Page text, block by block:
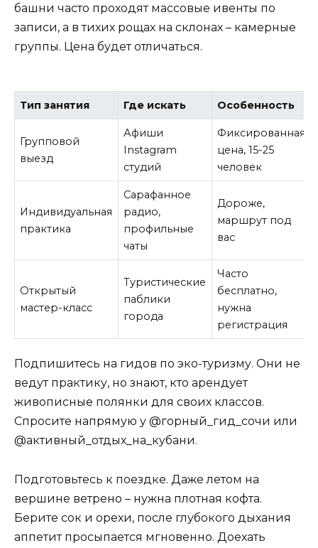
башни часто проходят массовые ивенты по
записи, а в тихих рощах на склонах – камерные
группы. Цена будет отличаться.
Тип занятия Где искать Особенность
Групповой
выезд
Афиши
Instagram
студий
Фиксированная
цена, 15-25
человек
Индивидуальная
практика
Сарафанное
радио,
профильные
чаты
Дороже,
маршрут под
вас
Открытый
мастер-класс
Туристические
паблики
города
Часто
бесплатно,
нужна
регистрация
Подпишитесь на гидов по эко-туризму. Они не
ведут практику, но знают, кто арендует
живописные полянки для своих классов.
Спросите напрямую у @горный_гид_сочи или
@активный_отдых_на_кубани.
Подготовьтесь к поездке. Даже летом на
вершине ветрено – нужна плотная кофта.
Берите сок и орехи, после глубокого дыхания
аппетит просыпается мгновенно. Доехать